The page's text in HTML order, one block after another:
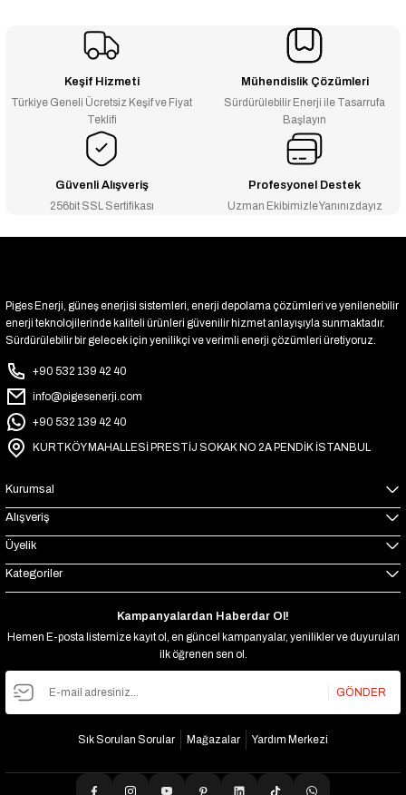
Keşif Hizmeti
Türkiye Geneli Ücretsiz Keşif ve Fiyat
Teklifi
Mühendislik Çözümleri
Sürdürülebilir Enerji ile Tasarrufa
Başlayın
Güvenli Alışveriş
256bit SSL Sertifikası
Profesyonel Destek
Uzman Ekibimizle Yanınızdayız
Piges Enerji, güneş enerjisi sistemleri, enerji depolama çözümleri ve yenilenebilir
enerji teknolojilerinde kaliteli ürünleri güvenilir hizmet anlayışıyla sunmaktadır.
Sürdürülebilir bir gelecek için yenilikçi ve verimli enerji çözümleri üretiyoruz.
+90 532 139 42 40
info@pigesenerji.com
+90 532 139 42 40
KURTKÖY MAHALLESİ PRESTİJ SOKAK NO 2A PENDİK İSTANBUL
Kurumsal
Alışveriş
Üyelik
Kategoriler
Kampanyalardan Haberdar Ol!
Hemen E-posta listemize kayıt ol, en güncel kampanyalar, yenilikler ve duyuruları
ilk öğrenen sen ol.
GÖNDER
Sık Sorulan Sorular Mağazalar Yardım Merkezi